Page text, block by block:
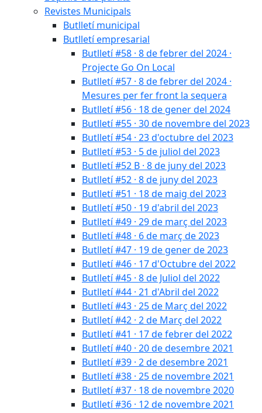
Revistes Municipals
Butlletí municipal
Butlletí empresarial
Butlletí #58 · 8 de febrer del 2024 ·
Projecte Go On Local
Butlletí #57 · 8 de febrer del 2024 ·
Mesures per fer front la sequera
Butlletí #56 · 18 de gener del 2024
Butlletí #55 · 30 de novembre del 2023
Butlletí #54 · 23 d'octubre del 2023
Butlletí #53 · 5 de juliol del 2023
Butlletí #52 B · 8 de juny del 2023
Butlletí #52 · 8 de juny del 2023
Butlletí #51 · 18 de maig del 2023
Butlletí #50 · 19 d'abril del 2023
Butlletí #49 · 29 de març del 2023
Butlletí #48 · 6 de març de 2023
Butlletí #47 · 19 de gener de 2023
Butlletí #46 · 17 d'Octubre del 2022
Butlletí #45 · 8 de Juliol del 2022
Butlletí #44 · 21 d'Abril del 2022
Butlletí #43 · 25 de Març del 2022
Butlletí #42 · 2 de Març del 2022
Butlletí #41 · 17 de febrer del 2022
Butlletí #40 · 20 de desembre 2021
Butlletí #39 · 2 de desembre 2021
Butlletí #38 · 25 de novembre 2021
Butlletí #37 · 18 de novembre 2020
Butlletí #36 · 12 de novembre 2021